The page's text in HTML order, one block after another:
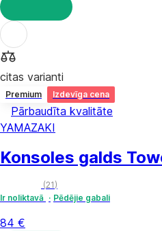
LIKT GROZĀ
citas varianti
Premium Izdevīga cena
Pārbaudīta kvalitāte
YAMAZAKI
Konsoles galds
(21 )
Ir noliktavā
Pēdējie gabali
84 €